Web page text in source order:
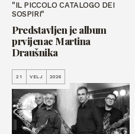
"IL PICCOLO CATALOGO DEI
SOSPIRI"
Predstavljen je album
prvijenac Martina
Draušnika
21 VELJ 2026